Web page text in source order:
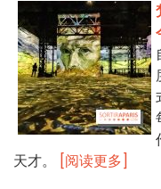
天才。
[阅读更多]